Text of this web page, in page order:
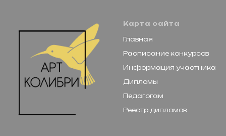
Карта сайта
Главная
Расписание конкурсов
Информация участника
Дипломы
Педагогам
Реестр дипломов